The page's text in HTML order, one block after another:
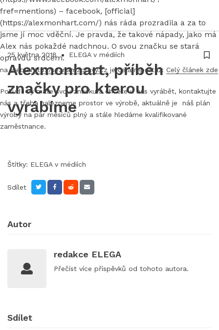
ELEGA
magazín
25 května 2018 ELEGA v médiích
Alexmonhart, příběh
značky pro kterou
vyrábíme
fref=mentions) – facebook, [official]
(https://alexmonhart.com/) nás ráda prozradila a za to
jsme jí moc vděční. Je pravda, že takové nápady, jako má
Alex nás pokaždé nadchnou. O svou značku se stará
opravdu srdcem.
na webuhttp://seznamzpravy.cz je celá reportáž: Celý článek zde
Pokud i vy máte svou značku a chcete u nás vyrábět, kontaktujte
nás a třeba nalezneme prostor ve výrobě, aktuálně je náš plán
výroby na pár měsíců plný a stále hledáme kvalifikované
zaměstnance.
Štítky: ELEGA v médiích
Sdílet
Autor
redakce ELEGA
Přečíst více příspěvků od tohoto autora.
Sdílet